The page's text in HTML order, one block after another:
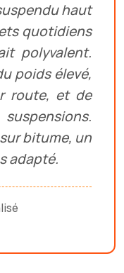
haut
quotidiens
polyvalent.
poids élevé,
route, et de
bitume, un
adapté.